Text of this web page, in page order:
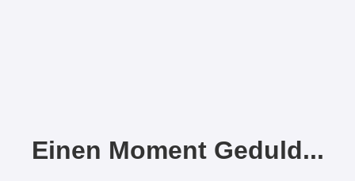
Einen Moment Geduld...